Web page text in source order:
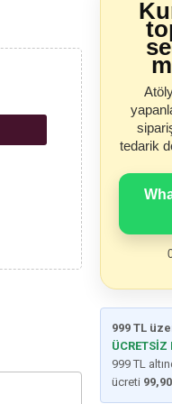
tedarik
999 TL
ÜCRETSİZ
999 TL
ücreti